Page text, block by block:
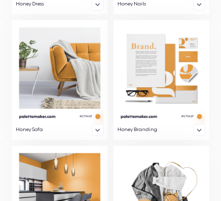
Honey Dress Honey Nails
Honey Sofa Honey Branding